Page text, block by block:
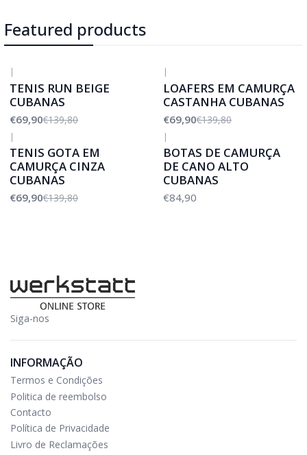
Featured products
|
TENIS RUN BEIGE
CUBANAS
€69,90€139,80
|
LOAFERS EM CAMURÇA
CASTANHA CUBANAS
€69,90€139,80
|
TENIS GOTA EM
CAMURÇA CINZA
CUBANAS
€69,90€139,80
|
BOTAS DE CAMURÇA
DE CANO ALTO
CUBANAS
€84,90
Siga-nos
INFORMAÇÃO
Termos e Condições
Politica de reembolso
Contacto
Política de Privacidade
Livro de Reclamações